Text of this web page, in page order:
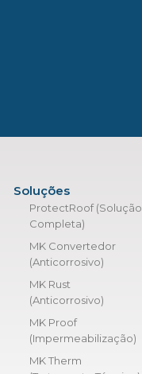
Soluções
ProtectRoof (Solução
Completa)
MK Convertedor
(Anticorrosivo)
MK Rust
(Anticorrosivo)
MK Proof
(Impermeabilização)
MK Therm